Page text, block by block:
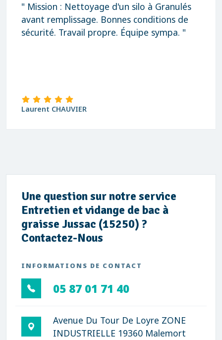
" Mission : Nettoyage d'un silo à Granulés
avant remplissage. Bonnes conditions de
sécurité. Travail propre. Équipe sympa. "
Laurent CHAUVIER
Une question sur notre service
Entretien et vidange de bac à
graisse Jussac (15250) ?
Contactez-Nous
INFORMATIONS DE CONTACT
05 87 01 71 40
Avenue Du Tour De Loyre ZONE
INDUSTRIELLE 19360 Malemort